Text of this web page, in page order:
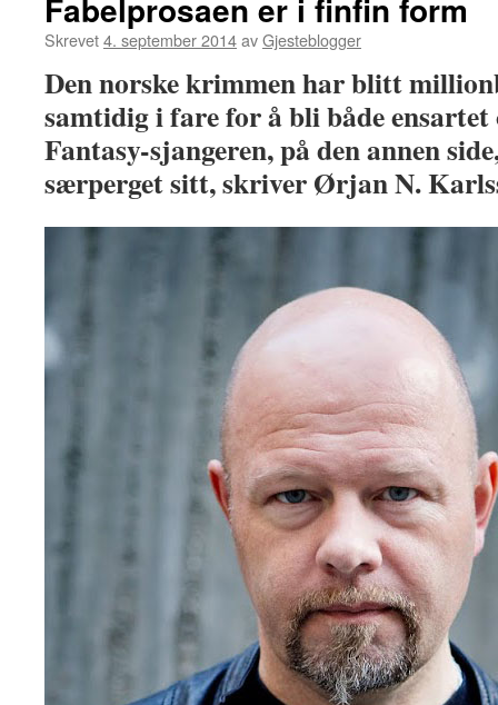
Fabelprosaen er i finfin form
Skrevet4. september 2014avGjesteblogger
Den norske krimmen har blitt
samtidig i fare for å bli både ensartet
Fantasy-sjangeren, på den annen
særperget sitt, skriver Ørjan N.